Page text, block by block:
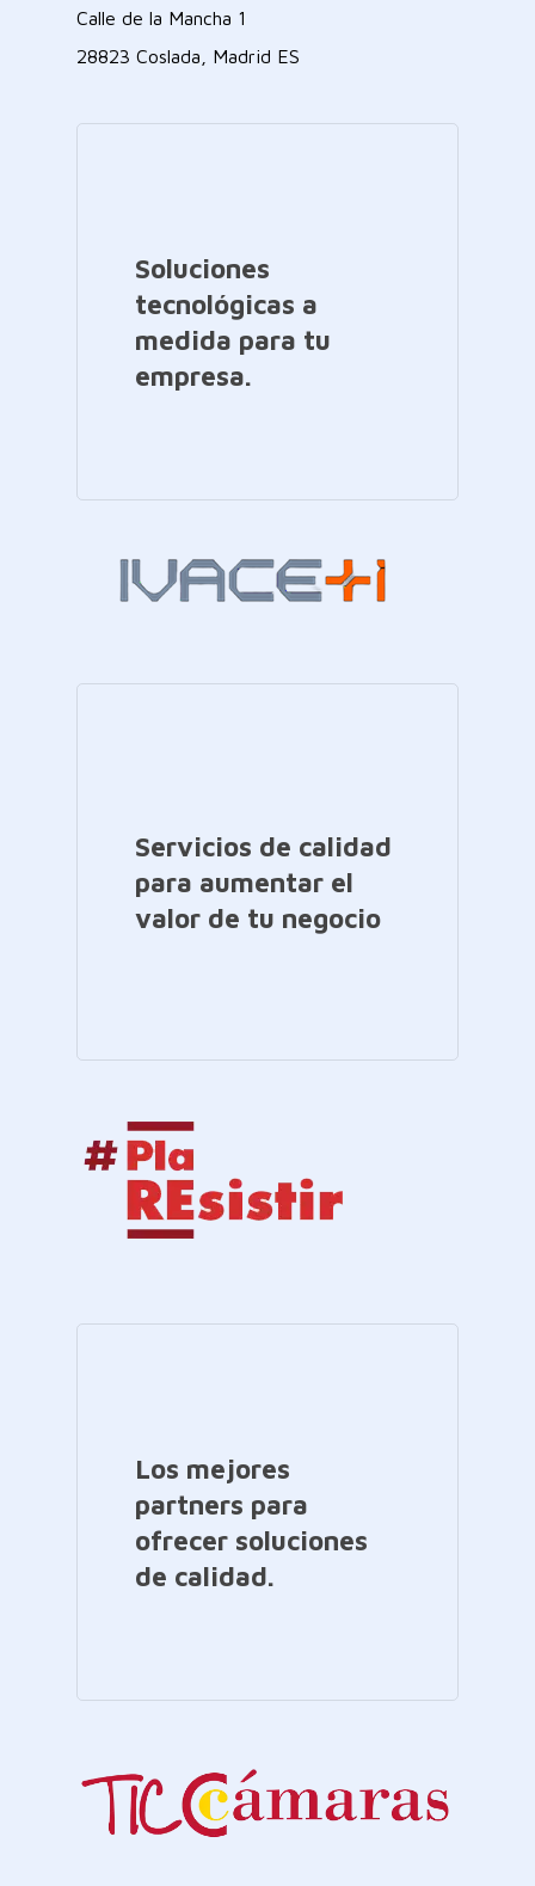
Calle de la Mancha 1
28823 Coslada, Madrid ES
Soluciones
tecnológicas a
medida para tu
empresa.
Servicios de calidad
para aumentar el
valor de tu negocio
Los mejores
partners para
ofrecer soluciones
de calidad.